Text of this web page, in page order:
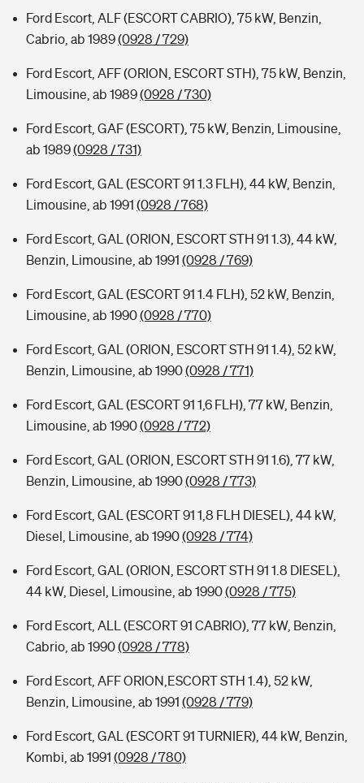
Ford Escort, ALF (ESCORT CABRIO), 75 kW, Benzin,
Cabrio, ab 1989(0928 / 729)
Ford Escort, AFF (ORION, ESCORT STH), 75 kW, Benzin,
Limousine, ab 1989(0928 / 730)
Ford Escort, GAF (ESCORT), 75 kW, Benzin, Limousine,
ab 1989(0928 / 731)
Ford Escort, GAL (ESCORT 91 1.3 FLH), 44 kW, Benzin,
Limousine, ab 1991 (0928 / 768)
Ford Escort, GAL (ORION, ESCORT STH 91 1.3), 44 kW,
Benzin, Limousine, ab 1991 (0928 / 769)
Ford Escort, GAL (ESCORT 91 1.4 FLH), 52 kW, Benzin,
Limousine, ab 1990(0928 / 770)
Ford Escort, GAL (ORION, ESCORT STH 91 1.4), 52 kW,
Benzin, Limousine, ab 1990(0928 / 771)
Ford Escort, GAL (ESCORT 91 1,6 FLH), 77 kW, Benzin,
Limousine, ab 1990(0928 / 772)
Ford Escort, GAL (ORION, ESCORT STH 91 1.6), 77 kW,
Benzin, Limousine, ab 1990(0928 / 773)
Ford Escort, GAL (ESCORT 91 1,8 FLH DIESEL), 44 kW,
Diesel, Limousine, ab 1990(0928 / 774)
Ford Escort, GAL (ORION, ESCORT STH 91 1.8 DIESEL),
44 kW, Diesel, Limousine, ab 1990(0928 / 775)
Ford Escort, ALL (ESCORT 91 CABRIO), 77 kW, Benzin,
Cabrio, ab 1990(0928 / 778)
Ford Escort, AFF ORION,ESCORT STH 1.4), 52 kW,
Benzin, Limousine, ab 1991 (0928 / 779)
Ford Escort, GAL (ESCORT 91 TURNIER), 44 kW, Benzin,
Kombi, ab 1991 (0928 / 780)